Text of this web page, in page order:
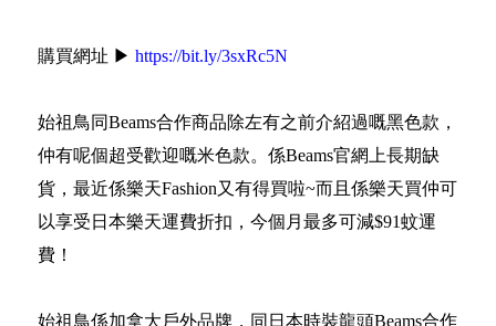
購買網址 ▶ https://bit.ly/3sxRc5N
始祖鳥同Beams合作商品除左有之前介紹過嘅黑色款，
仲有呢個超受歡迎嘅米色款。係Beams官網上長期缺
貨，最近係樂天Fashion又有得買啦~而且係樂天買仲可
以享受日本樂天運費折扣，今個月最多可減$91蚊運
費！
始祖鳥係加拿大戶外品牌，同日本時裝龍頭Beams合作